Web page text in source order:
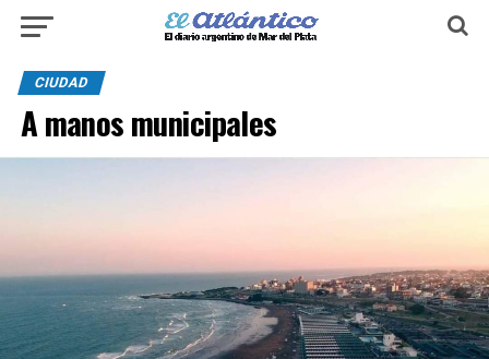
CIUDAD
A manos municipales